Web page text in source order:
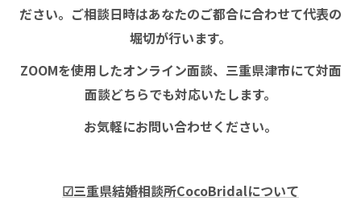
ださい。ご相談日時はあなたのご都合に合わせて代表の
堀切が行います。
ZOOMを使用したオンライン面談、三重県津市にて対面
面談どちらでも対応いたします。
お気軽にお問い合わせください。
☑三重県結婚相談所CocoBridalについて